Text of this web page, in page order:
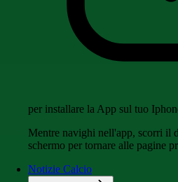
per installare la App sul tuo
Mentre navighi nell'app, scorri il
schermo per tornare alle pagine
Notizie Calcio